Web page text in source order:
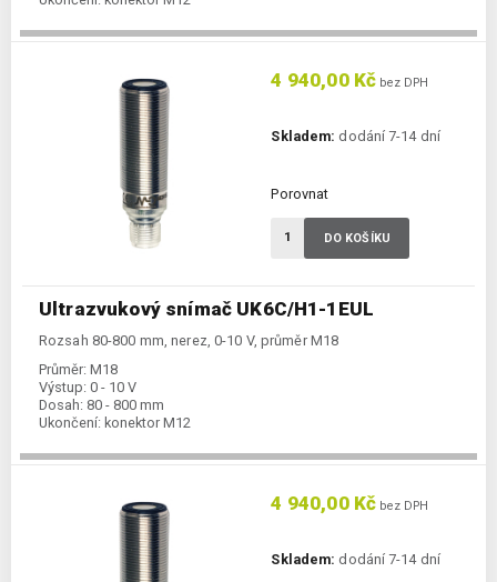
Ultrazvukový snímač UK6C/H1-1EUL
Rozsah 80-800 mm, nerez, 0-10 V, průměr M18
Průměr: M18
Výstup: 0 - 10 V
Dosah: 80 - 800 mm
Ukončení: konektor M12
4 940,00 Kč bez DPH
Skladem: dodání 7-14 dní
Porovnat
DO KOŠÍKU
4 940,00 Kč bez DPH
Skladem: dodání 7-14 dní